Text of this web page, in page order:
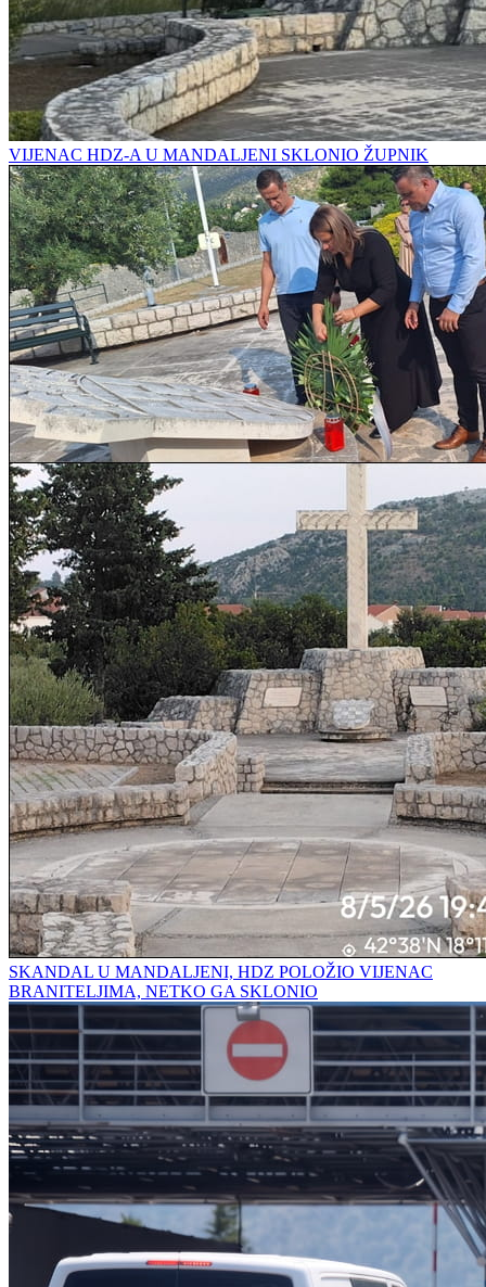
VIJENAC HDZ-A U MANDALJENI SKLONIO ŽUPNIK
SKANDAL U MANDALJENI, HDZ POLOŽIO VIJENAC
BRANITELJIMA, NETKO GA SKLONIO